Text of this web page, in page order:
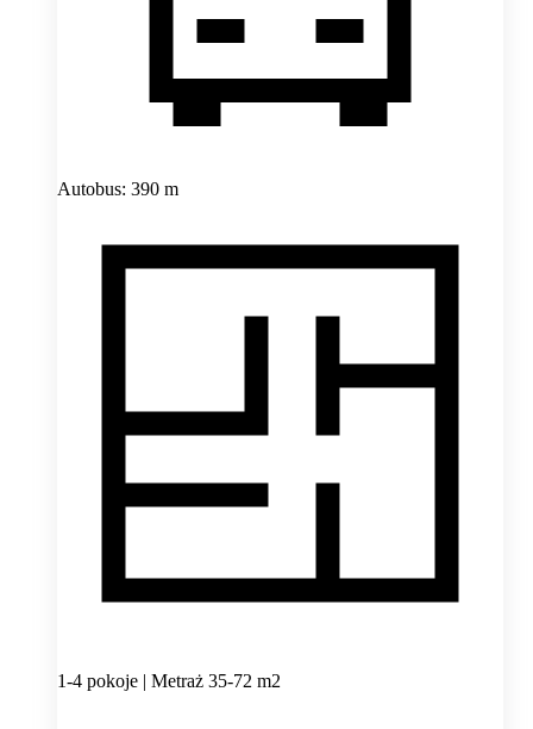
Autobus: 390 m
1-4 pokoje | Metraż 35-72 m2